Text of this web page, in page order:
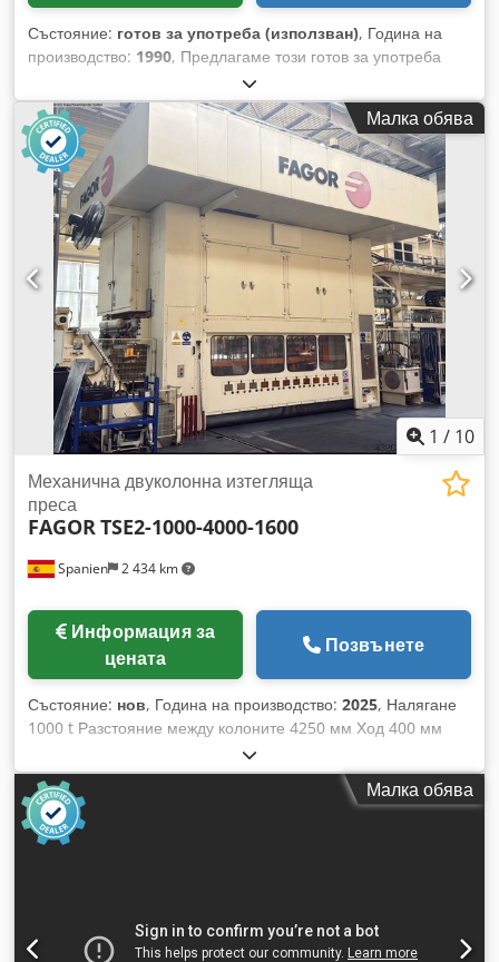
Състояние: готов за употреба (използван), Година на
производство: 1990, Предлагаме този готов за употреба
трансферен прес RAVNE DEE 630, произведен през 1990 г.
Производител: RAVNE Dcjdpfxjzbta So Antjk Модел: DEE
630 Година на производство: 1990 Състояние: готов за
употреба Идентификатор на категория: 1122
Идентификатор на тип: 1489 Тип машина: трансферен
прес Ако имате въпроси или се нуждаете от допълнителна
информация, не се колебайте да ни изпратите съобщение
или да ни се обадите.
Малка обява
1 / 10
Spanien 2 434 km
Механична двуколонна изтегляща
преса
FAGOR TSE2-1000-4000-1600
Информация за
цената
Позвънете
Състояние: нов, Година на производство: 2025, Налягане
1000 t Разстояние между колоните 4250 мм Ход 400 мм
Управление SIEMENS S7-1500F Размер на масата –
надлъжно 4000 мм Размер на масата – напречно 1600 мм
Обща необходима мощност 200 kW Тегло на машината ок.
250 t Необходима площ ок. 7,5 x 4,8 x 7,4 м Тази нова
трансферна преса FAGOR TSE2-1000-4000-1600 е налична
разстояние между транспортьорните ленти. Подем = 0-150
Малка обява